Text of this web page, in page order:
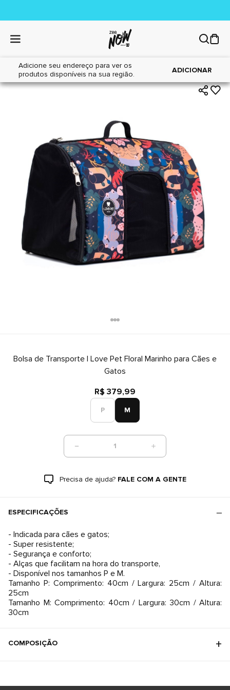
Adicione seu endereço para ver os
produtos disponíveis na sua região.
ADICIONAR
Home|Cães|Acessórios
Bolsa de Transporte I Love Pet Floral Marinho para Cães e
Gatos
R$ 379,99
P M
1
Precisa de ajuda? FALE COM A GENTE
ESPECIFICAÇÕES
- Indicada para cães e gatos;
- Super resistente;
- Segurança e conforto;
- Alças que facilitam na hora do transporte,
- Disponível nos tamanhos P e M.
Tamanho P: Comprimento: 40cm / Largura: 25cm / Altura:
25cm
Tamanho M: Comprimento: 40cm / Largura: 30cm / Altura:
30cm
COMPOSIÇÃO